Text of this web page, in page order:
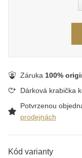
Záruka 100%
Dárková krabička
Potvrzenou
prodejnách
Kód varianty